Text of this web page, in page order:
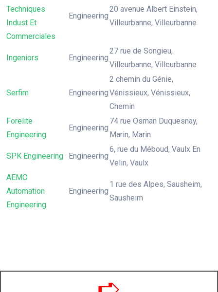
Techniques
Indust Et
Commerciales
Engineering
20 avenue Albert Einstein,
Villeurbanne, Villeurbanne
Ingeniors Engineering
27 rue de Songieu,
Villeurbanne, Villeurbanne
Serfim Engineering
2 chemin du Génie,
Vénissieux, Vénissieux,
Chemin
Forelite
Engineering
Engineering
74 rue Osman Duquesnay,
Marin, Marin
SPK Engineering Engineering
6, rue du Méboud, Vaulx En
Velin, Vaulx
AEMO
Automation
Engineering
Engineering
1 rue des Alpes, Sausheim,
Sausheim